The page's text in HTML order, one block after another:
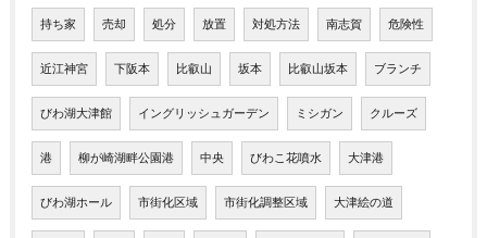
持ち家 売却 処分 放置 対処方法 南志賀 危険性
近江神宮 下阪本 比叡山 坂本 比叡山坂本 ブランチ
びわ湖大津館 イングリッシュガーデン ミシガン クルーズ
港 柳が崎湖畔公園港 中央 びわこ花噴水 大津港
びわ湖ホール 市街化区域 市街化調整区域 大津絵の道